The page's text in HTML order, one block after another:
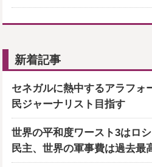
新着記事
セネガルに熱中するアラフォ
民ジャーナリスト目指す
世界の平和度ワースト3はロ
民主、世界の軍事費は過去最